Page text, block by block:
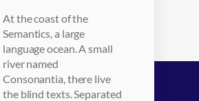
At the coast of the
Semantics, a large
language ocean. A small
river named
Consonantia, there live
the blind texts. Separated